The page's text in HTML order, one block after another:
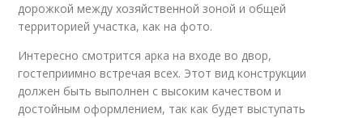
дорожкой между хозяйственной зоной и общей
территорией участка, как на фото.
Интересно смотрится арка на входе во двор,
гостеприимно встречая всех. Этот вид конструкции
должен быть выполнен с высоким качеством и
достойным оформлением, так как будет выступать